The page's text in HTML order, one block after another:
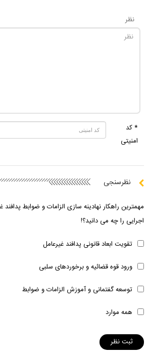
نظر
* کد
امنیتی
نظرسنجی
مهمترین راهکار نهادینه سازی الزامات و ضوابط
اجرایی را چه می دانید؟!
تقویت ابعاد قانونی پدافند غیرعامل
ورود قوه قضائیه و برخوردهای سلبی
توسعه گفتمانی و آموزش الزامات و ضوابط
همه موارد